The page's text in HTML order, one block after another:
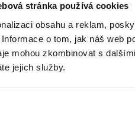
stránka používá cookies
obsahu a reklam,
o tom, jak náš web
mohou zkombinovat s
jejich služby.
právním nástrojem,
všechny dohodnuté
klíčové zejména při